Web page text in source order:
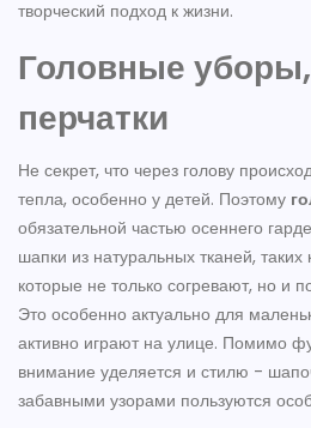
творческий подход к жизни.
Головные
перчатки
Не секрет, что через голову
тепла, особенно у детей. Поэтому
обязательной частью осеннего
шапки из натуральных тканей,
которые не только согревают, но и
Это особенно актуально для
активно играют на улице. Помимо
внимание уделяется и стилю -
забавными узорами пользуются